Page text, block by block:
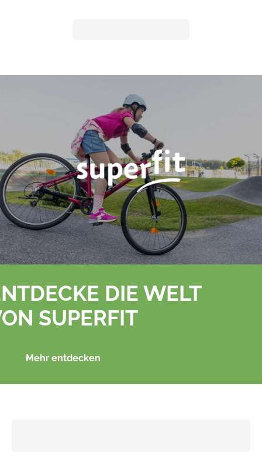
DIE WELT
SUPERFIT
Mehr entdecken